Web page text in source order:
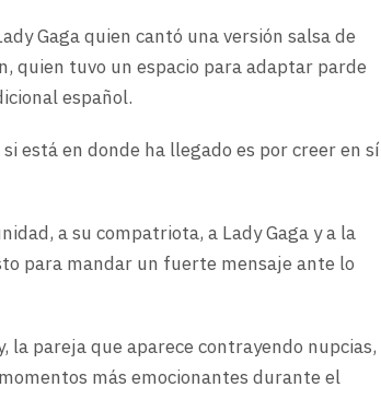
Gaga quien cantó una versión salsa de
quien tuvo un espacio para adaptar parde
español.
está en donde ha llegado es por creer en sí
a su compatriota, a Lady Gaga y a la
para mandar un fuerte mensaje ante lo
la pareja que aparece contrayendo nupcias,
más emocionantes durante el